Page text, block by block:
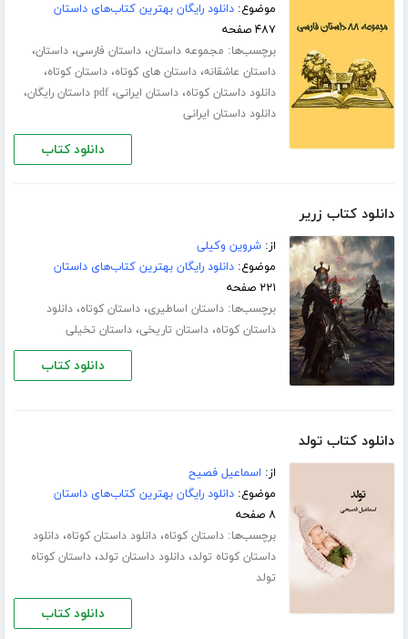
موضوع:دانلود رایگان بهترین کتاب‌های داستان
۴۸۷ صفحه
برچسب‌ها: مجموعه داستان،داستان فارسی،داستان،
داستان عاشقانه،داستان های کوتاه،داستان کوتاه،
دانلود داستان کوتاه،داستان ایرانی،pdf داستان رایگان ،
دانلود داستان ایرانی
دانلود کتاب
دانلود کتاب زریر
از:شروین وکیلی
موضوع:دانلود رایگان بهترین کتاب‌های داستان
۲۲۱ صفحه
برچسب‌ها:داستان اساطیری،داستان کوتاه،دانلود
داستان کوتاه،داستان تاریخی،داستان تخیلی
دانلود کتاب
دانلود کتاب تولد
از: اسماعیل فصیح
موضوع:دانلود رایگان بهترین کتاب‌های داستان
۸ صفحه
برچسب‌ها:داستان کوتاه،دانلود داستان کوتاه،دانلود
داستان کوتاه تولد،دانلود داستان تولد،داستان کوتاه
تولد
دانلود کتاب